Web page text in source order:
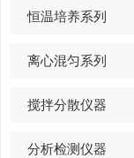
恒温培养系列
离心混匀系列
搅拌分散仪器
分析检测仪器